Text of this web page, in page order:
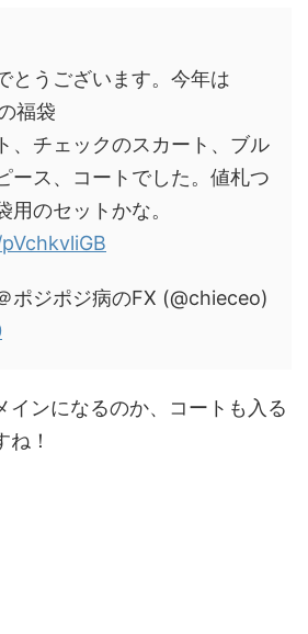
とうございます。今年は
福袋
、チェックのスカート、ブル
ース、コートでした。値札つ
用のセットかな。
ポジポジ病のFX (@chieceo)
インになるのか、コートも入る
！